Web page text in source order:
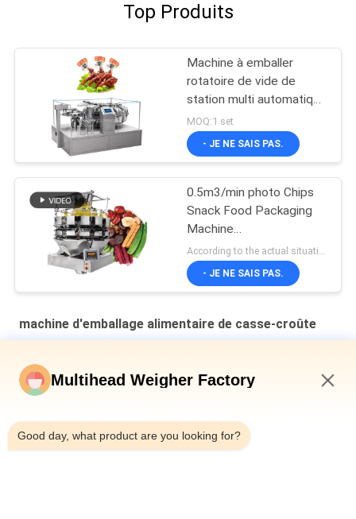
Top Produits
Machine à emballer
rotatoire de vide de
station multi automatique
pour le casse-croûte
MOQ:1 set
- JE NE SAIS PAS.
0.5m3/min photo Chips
Snack Food Packaging
Machine
L1400*W1000*H1800mm
- JE NE SAIS PAS.
machine d'emballage alimentaire de casse-croûte
cajou
Le système de contrôle mou de PLC d'acier inoxydable Sugar
Multihead Weigher Factory
Good day, what product are you looking for?